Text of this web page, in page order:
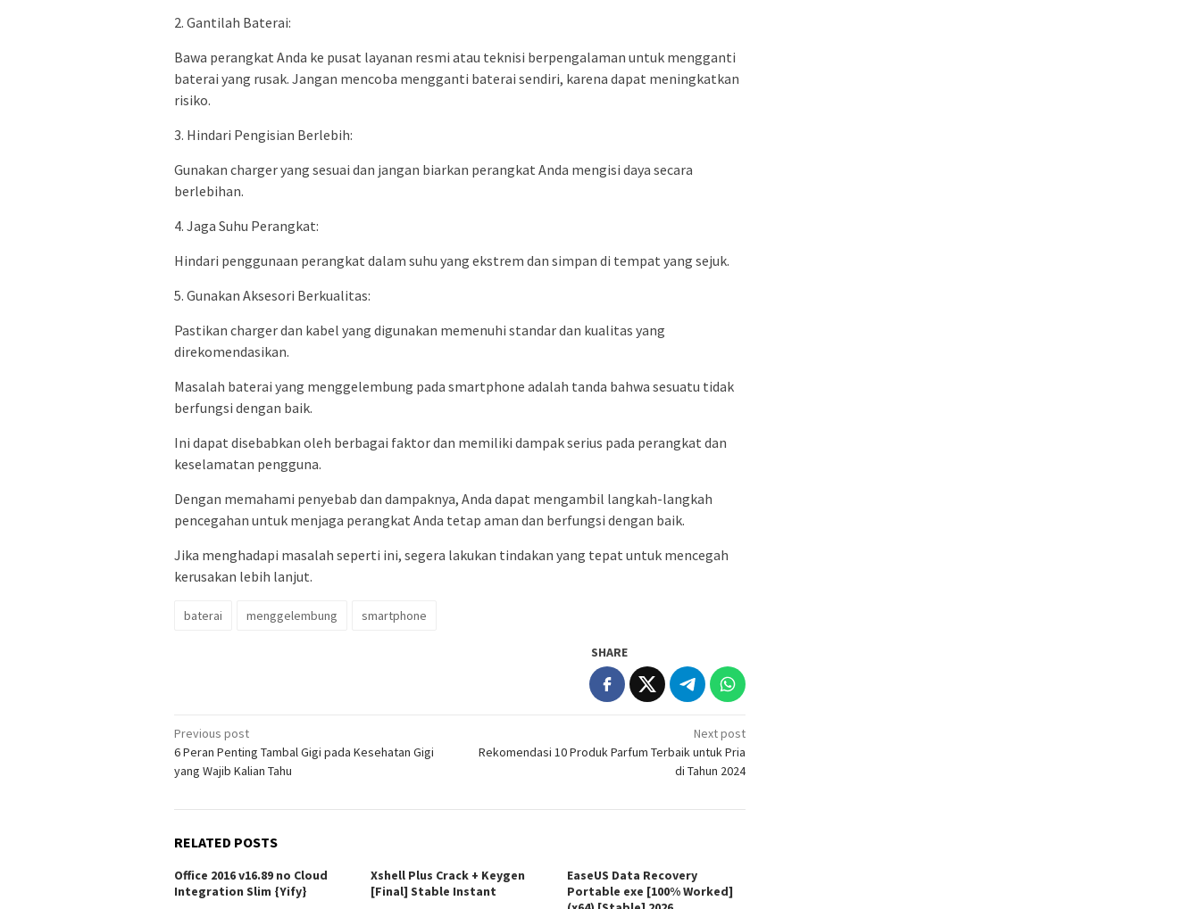
2. Gantilah Baterai:
Bawa perangkat Anda ke pusat layanan resmi atau teknisi berpengalaman untuk mengganti
baterai yang rusak. Jangan mencoba mengganti baterai sendiri, karena dapat meningkatkan
risiko.
3. Hindari Pengisian Berlebih:
Gunakan charger yang sesuai dan jangan biarkan perangkat Anda mengisi daya secara
berlebihan.
4. Jaga Suhu Perangkat:
Hindari penggunaan perangkat dalam suhu yang ekstrem dan simpan di tempat yang sejuk.
5. Gunakan Aksesori Berkualitas:
Pastikan charger dan kabel yang digunakan memenuhi standar dan kualitas yang
direkomendasikan.
Masalah baterai yang menggelembung pada smartphone adalah tanda bahwa sesuatu tidak
berfungsi dengan baik.
Ini dapat disebabkan oleh berbagai faktor dan memiliki dampak serius pada perangkat dan
keselamatan pengguna.
Dengan memahami penyebab dan dampaknya, Anda dapat mengambil langkah-langkah
pencegahan untuk menjaga perangkat Anda tetap aman dan berfungsi dengan baik.
Jika menghadapi masalah seperti ini, segera lakukan tindakan yang tepat untuk mencegah
kerusakan lebih lanjut.
baterai menggelembung smartphone
SHARE
Post
navigation
Previous post
6 Peran Penting Tambal Gigi pada Kesehatan Gigi
yang Wajib Kalian Tahu
Next post
Rekomendasi 10 Produk Parfum Terbaik untuk Pria
di Tahun 2024
RELATED POSTS
Office 2016 v16.89 no Cloud
Integration Slim {Yify}
Xshell Plus Crack + Keygen
[Final] Stable Instant
EaseUS Data Recovery
Portable exe [100% Worked]